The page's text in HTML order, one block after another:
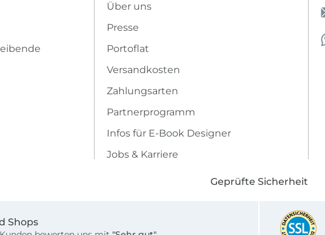
Über uns
Presse
Portoflat
Versandkosten
Zahlungsarten
Partnerprogramm
Infos für E-Book Designer
Jobs & Karriere
Geprüfte Sicherheit
Shops